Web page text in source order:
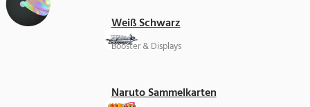
Weiß Schwarz
Booster & Displays
Naruto Sammelkarten